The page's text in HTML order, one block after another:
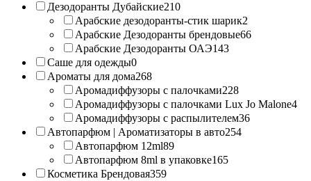
Дезодоранты Дубайские210
Арабские дезодоранты-стик шарик2
Арабские Дезодоранты брендовые66
Арабские Дезодоранты ОАЭ143
Саше для одежды0
Ароматы для дома268
Аромадиффузоры с палочками228
Аромадиффузоры с палочками Lux Jo Malone4
Аромадиффузоры с распылителем36
Автопарфюм | Ароматизаторы в авто254
Автопарфюм 12ml89
Автопарфюм 8ml в упаковке165
Косметика Брендовая359